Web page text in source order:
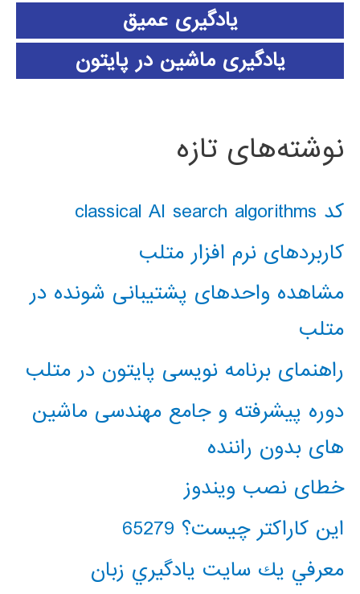
یادگیری عمیق
یادگیری ماشین در پایتون
نوشته‌های تازه
کد classical AI search algorithms
کاربردهای نرم افزار متلب
مشاهده واحدهای پشتیبانی شونده در
متلب
راهنمای برنامه نویسی پایتون در متلب
دوره پیشرفته و جامع مهندسی ماشین
های بدون راننده
خطای نصب ویندوز
این کاراکتر چیست؟ 65279
معرفي يك سايت يادگيري زبان